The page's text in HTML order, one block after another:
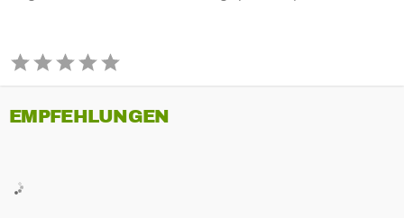
EMPFEHLUNGEN